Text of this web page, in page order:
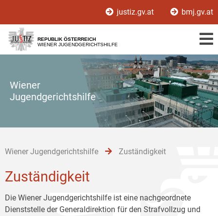
[1]
[2]
[3]
justiz.gv.at bmj.gv.at
REPUBLIK ÖSTERREICH
WIENER JUGENDGERICHTSHILFE
Wiener
Jugendgerichtshilfe
Wiener Jugendgerichtshilfe Zuständigkeit
Zuständigkeit
Die Wiener Jugendgerichtshilfe ist eine nachgeordnete
Dienststelle der Generaldirektion für den Strafvollzug und